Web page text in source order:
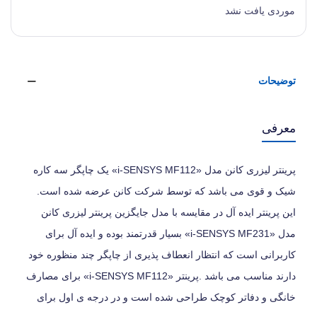
موردی یافت نشد
توضیحات
معرفی
پرینتر لیزری کانن مدل «i-SENSYS MF112» یک چاپگر سه کاره
شیک و قوی می باشد که توسط شرکت کانن عرضه شده است.
این پرینتر ایده آل در مقایسه با مدل جایگزین پرینتر لیزری کانن
مدل «i-SENSYS MF231» بسیار قدرتمند بوده و ایده آل برای
کاربرانی است که انتظار انعطاف پذیری از چاپگر چند منظوره خود
دارند مناسب می باشد .پرینتر «i-SENSYS MF112» برای مصارف
خانگی و دفاتر کوچک طراحی شده است و در درجه ی اول برای